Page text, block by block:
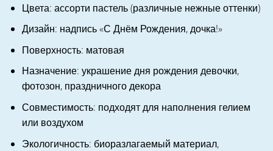
Цвета: ассорти пастель (различные нежные оттенки)
Дизайн: надпись «С Днём Рождения, дочка!»
Поверхность: матовая
Назначение: украшение дня рождения девочки,
фотозон, праздничного декора
Совместимость: подходят для наполнения гелием
или воздухом
Экологичность: биоразлагаемый материал,